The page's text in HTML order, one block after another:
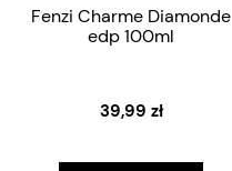
Fenzi Charme Diamonde
edp 100ml
39,99 zł